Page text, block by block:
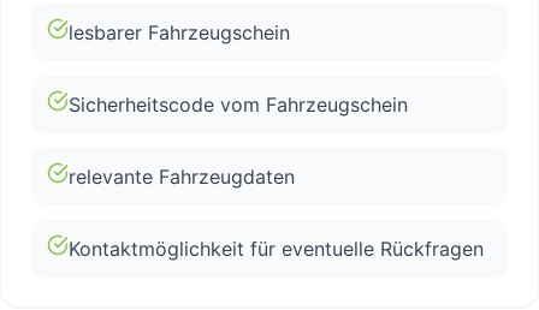
lesbarer Fahrzeugschein
Sicherheitscode vom Fahrzeugschein
relevante Fahrzeugdaten
Kontaktmöglichkeit für eventuelle Rückfragen